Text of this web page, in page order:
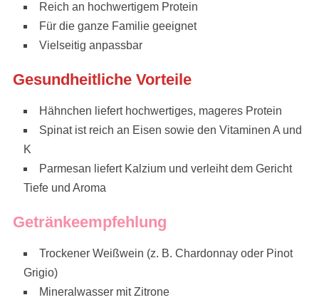
Reich an hochwertigem Protein
Für die ganze Familie geeignet
Vielseitig anpassbar
Gesundheitliche Vorteile
Hähnchen liefert hochwertiges, mageres Protein
Spinat ist reich an Eisen sowie den Vitaminen A und
K
Parmesan liefert Kalzium und verleiht dem Gericht
Tiefe und Aroma
Getränkeempfehlung
Trockener Weißwein (z. B. Chardonnay oder Pinot
Grigio)
Mineralwasser mit Zitrone